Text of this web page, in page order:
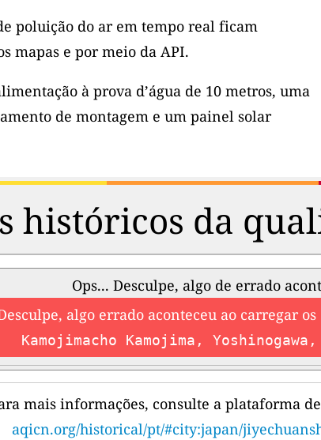
poluição do ar em tempo real ficam
mapas e por meio da API.
à prova d’água de 10 metros, uma
de montagem e um painel solar
históricos da
Ops... Desculpe, algo de errado
algo errado aconteceu ao carregar
Kamojimacho Kamojima,
mais informações, consulte a plataforma
aqicn.org/historical/pt/#city:japan/